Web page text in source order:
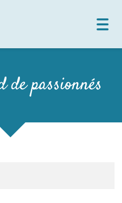
passionnés